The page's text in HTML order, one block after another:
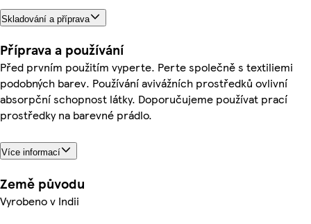
Skladování a příprava
Příprava a používání
Před prvním použitím vyperte. Perte společně s textiliemi
podobných barev. Používání avivážních prostředků ovlivní
absorpční schopnost látky. Doporučujeme používat prací
prostředky na barevné prádlo.
Více informací
Země původu
Vyrobeno v Indii